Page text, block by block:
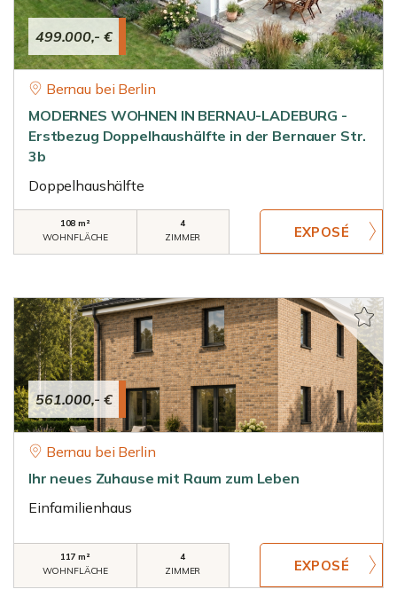
499.000,- €
Bernau bei Berlin
MODERNES WOHNEN IN BERNAU-LADEBURG -
Erstbezug Doppelhaushälfte in der Bernauer Str.
3b
Doppelhaushälfte
108 m²
WOHNFLÄCHE
4
ZIMMER
561.000,- €
Bernau bei Berlin
Ihr neues Zuhause mit Raum zum Leben
Einfamilienhaus
117 m²
WOHNFLÄCHE
4
ZIMMER